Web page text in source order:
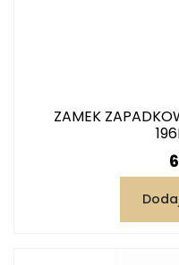
ZAMEK